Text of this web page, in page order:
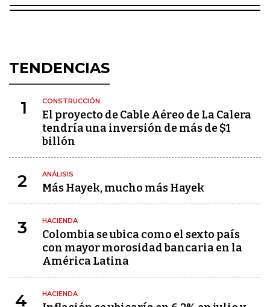
TENDENCIAS
1 CONSTRUCCIÓN
El proyecto de Cable Aéreo de La Calera
tendría una inversión de más de $1
billón
2 ANÁLISIS
Más Hayek, mucho más Hayek
3 HACIENDA
Colombia se ubica como el sexto país
con mayor morosidad bancaria en la
América Latina
4 HACIENDA